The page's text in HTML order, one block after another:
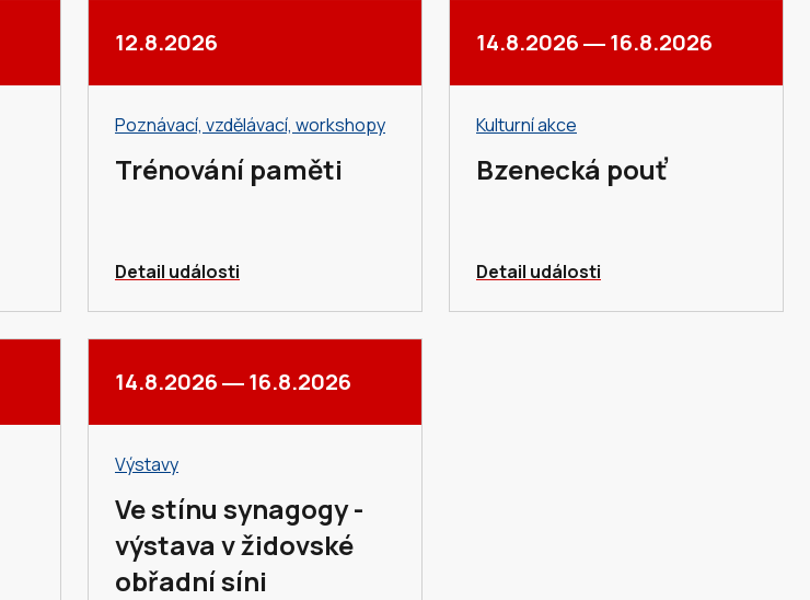
12.8.2026
Poznávací, vzdělávací, workshopy
Trénování paměti
Detail události
14.8.2026―16.8.2026
Kulturní akce
Bzenecká pouť
Detail události
14.8.2026―16.8.2026
Výstavy
Ve stínu synagogy -
výstava v židovské
obřadní síni